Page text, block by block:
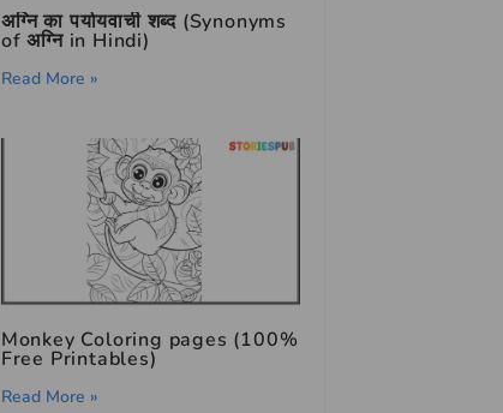
अग्नि का पर्यायवाची शब्द (Synonyms
of अग्नि in Hindi)
Read More »
Monkey Coloring pages (100%
Free Printables)
Read More »